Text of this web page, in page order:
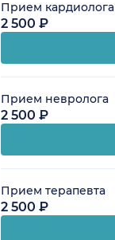
Прием кардиолога
2 500 ₽
Прием невролога
2 500 ₽
Прием терапевта
2 500 ₽